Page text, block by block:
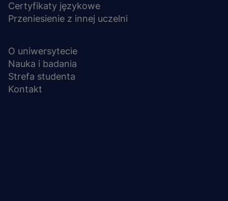
Certyfikaty językowe
Przeniesienie z innej uczelni
O uniwersytecie
Nauka i badania
Strefa studenta
Kontakt